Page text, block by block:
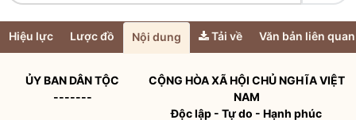
Hiệu lực Lược đồ Nội dung Tải về Văn bản liên quan
ỦY BANDÂN TỘC
-------
CỘNG HÒA XÃ HỘI CHỦ NGHĨA VIỆT
NAM
Độc lập - Tự do - Hạnh phúc